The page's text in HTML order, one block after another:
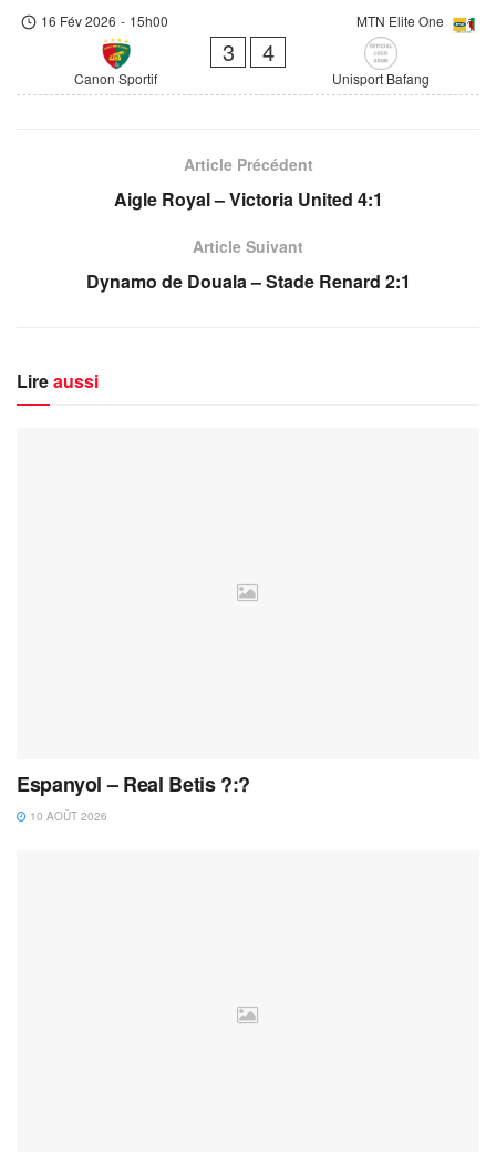
MTN Elite One
16 Fév 2026 - 15h00
Canon Sportif
3 4
Unisport Bafang
Article Précédent
Aigle Royal – Victoria United 4:1
Article Suivant
Dynamo de Douala – Stade Renard 2:1
Lireaussi
Espanyol – Real Betis ?:?
10 AOÛT 2026